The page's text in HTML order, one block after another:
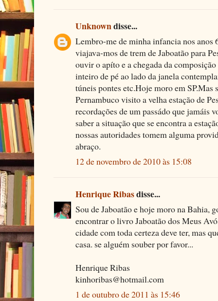
Unknowndisse...
Lembro-me de minha infancia nos anos
viajava-mos de trem de Jaboatão para
ouvir o apíto e a chegada da
inteiro de pé ao lado da janela
túneis pontes etc.Hoje moro em SP.Mas
Pernambuco visito a velha estação de
recordações de um passádo que jamáis
saber a situação que se encontra a
nossas autoridades tomem alguma
abraço.
12 de novembro de 2010 às 15:08
Henrique Ribasdisse...
Sou de Jaboatão e hoje moro na Bahia,
encontrar o livro Jaboatão dos Meus
cidade com toda certeza deve ter, mas
casa. se alguém souber por favor...
Henrique Ribas
kinhoribas@hotmail.com
1 de outubro de 2011 às 15:46